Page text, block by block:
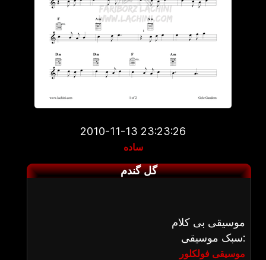
2010-11-13 23:23:26
ساده
گل گندم
موسیقی بی کلام
سبک موسیقی:
موسیقی فولکلور